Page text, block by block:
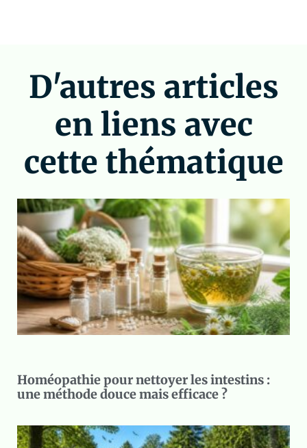
D'autres articles
en liens avec
cette thématique
Homéopathie pour nettoyer les intestins :
une méthode douce mais efficace ?